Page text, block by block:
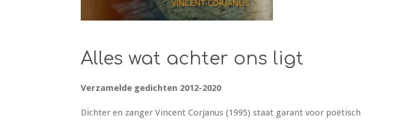
Alles wat achter ons ligt
Verzamelde gedichten 2012-2020
Dichter en zanger Vincent Corjanus (1995) staat garant voor poëtisch